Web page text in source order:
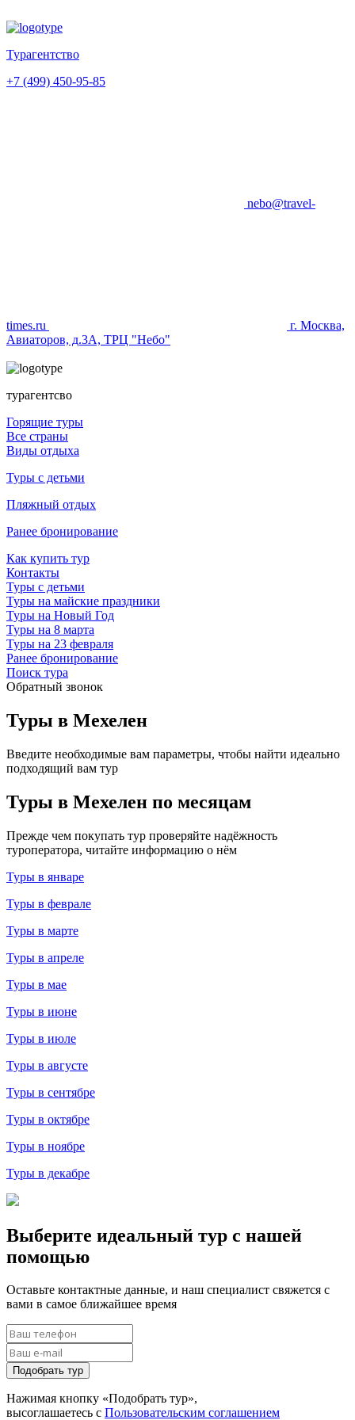
Турагентство
+7 (499) 450-95-85
nebo@travel-
times.ru
г. Москва,
Авиаторов, д.3А, ТРЦ "Небо"
турагентсво
Горящие туры
Все страны
Виды отдыха
Туры с детьми
Пляжный отдых
Ранее бронирование
Как купить тур
Контакты
Туры с детьми
Туры на майские праздники
Туры на Новый Год
Туры на 8 марта
Туры на 23 февраля
Ранее бронирование
Поиск тура
Обратный звонок
Туры в Мехелен
Введите необходимые вам параметры, чтобы найти идеально
подходящий вам тур
Туры в Мехелен по месяцам
Прежде чем покупать тур проверяйте надёжность
туроператора, читайте информацию о нём
Туры в январе
Туры в феврале
Туры в марте
Туры в апреле
Туры в мае
Туры в июне
Туры в июле
Туры в августе
Туры в сентябре
Туры в октябре
Туры в ноябре
Туры в декабре
Выберите идеальный тур с нашей
помощью
Оставьте контактные данные, и наш специалист свяжется с
вами в самое ближайшее время
Подобрать тур
Нажимая кнопку «Подобрать тур»,
высоглашаетесь с Пользовательским соглашением